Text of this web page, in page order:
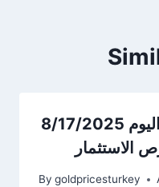
أسعار الذهب في ألمانيا اليوم 8/17/2025
الاستثمار
By goldpricesturkey